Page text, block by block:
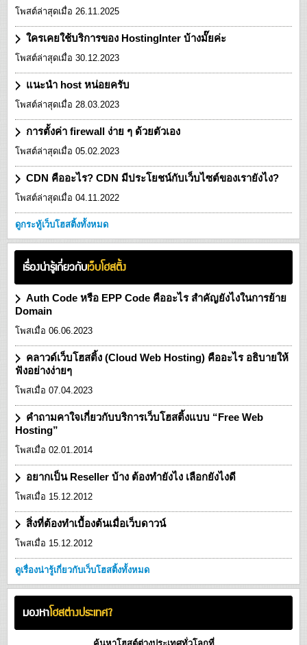
โพสต์ล่าสุดเมื่อ 26.11.2025
ใครเคยใช้บริการของ HostingInter บ้างมั๊ยค่ะ
โพสต์ล่าสุดเมื่อ 30.12.2023
แนะนำ host หน่อยครับ
โพสต์ล่าสุดเมื่อ 28.03.2023
การตั้งค่า firewall ง่าย ๆ ด้วยตัวเอง
โพสต์ล่าสุดเมื่อ 05.02.2023
CDN คืออะไร? CDN มีประโยชน์กับเว็บไซต์ของเรายังไง?
โพสต์ล่าสุดเมื่อ 04.11.2022
ดูกระทู้เว็บโฮสติ้งทั้งหมด
เรื่องน่ารู้เกี่ยวกับเว็บโฮสติ้ง
Auth Code หรือ EPP Code คืออะไร สำคัญยังไงในการย้าย
Domain
โพสเมื่อ 06.06.2023
คลาวด์เว็บโฮสติ้ง (Cloud Web Hosting) คืออะไร อธิบายให้
ฟังอย่างง่ายๆ
โพสเมื่อ 07.04.2023
คำถามคาใจเกี่ยวกับบริการเว็บโฮสติ้งแบบ “Free Web
Hosting”
โพสเมื่อ 02.01.2014
อยากเป็น Reseller บ้าง ต้องทำยังไง เลือกยังไงดี
โพสเมื่อ 15.12.2012
สิ่งที่ต้องทำเบื้องต้นเมื่อเว็บดาวน์
โพสเมื่อ 15.12.2012
ดูเรื่องน่ารู้เกี่ยวกับเว็บโฮสติ้งทั้งหมด
มองหาโฮสต่างประเทศ?